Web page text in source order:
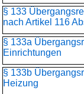
§ 133
nach Artikel 116
§ 133a
Einrichtungen
§ 133b
Heizung